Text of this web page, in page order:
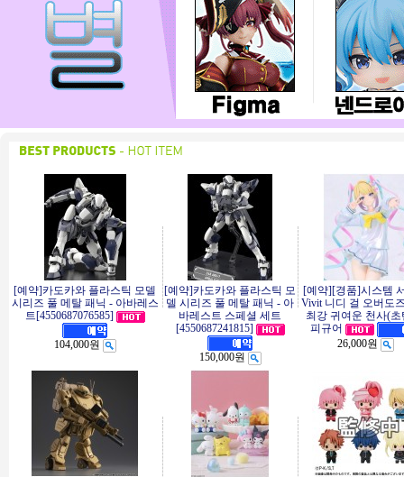
[예약]카도카와 플라스틱 모델
시리즈 풀 메탈 패닉 - 아바레스
트[4550687076585]
104,000원
[예약]카도카와 플라스틱 모
델 시리즈 풀 메탈 패닉 - 아
바레스트 스페셜 세트
[4550687241815]
150,000원
[예약][경품]시스템
Vivit 니디 걸 오버도
최강 귀여운 천사(초
피규어
26,000원